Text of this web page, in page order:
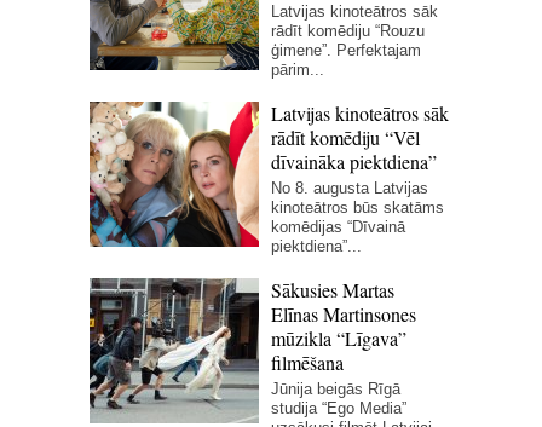
Latvijas kinoteātros sāk
rādīt komēdiju “Rouzu
ģimene”. Perfektajam
pārim...
Latvijas kinoteātros sāk
rādīt komēdiju “Vēl
dīvaināka piektdiena”
No 8. augusta Latvijas
kinoteātros būs skatāms
komēdijas “Dīvainā
piektdiena”...
Sākusies Martas
Elīnas Martinsones
mūzikla “Līgava”
filmēšana
Jūnija beigās Rīgā
studija “Ego Media”